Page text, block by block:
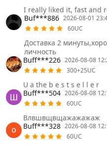
I really liked it, fast and
Buf***886 2026-08-01
60UC
Доставка 2
личность
Buff***226 2026-08-08
300+25UC
U a the b e s t s e l l e r
Buff***504 2026-08-08
60UC
Влвшвщвщажажажаж
Buff***328 2026-08-08
60UC